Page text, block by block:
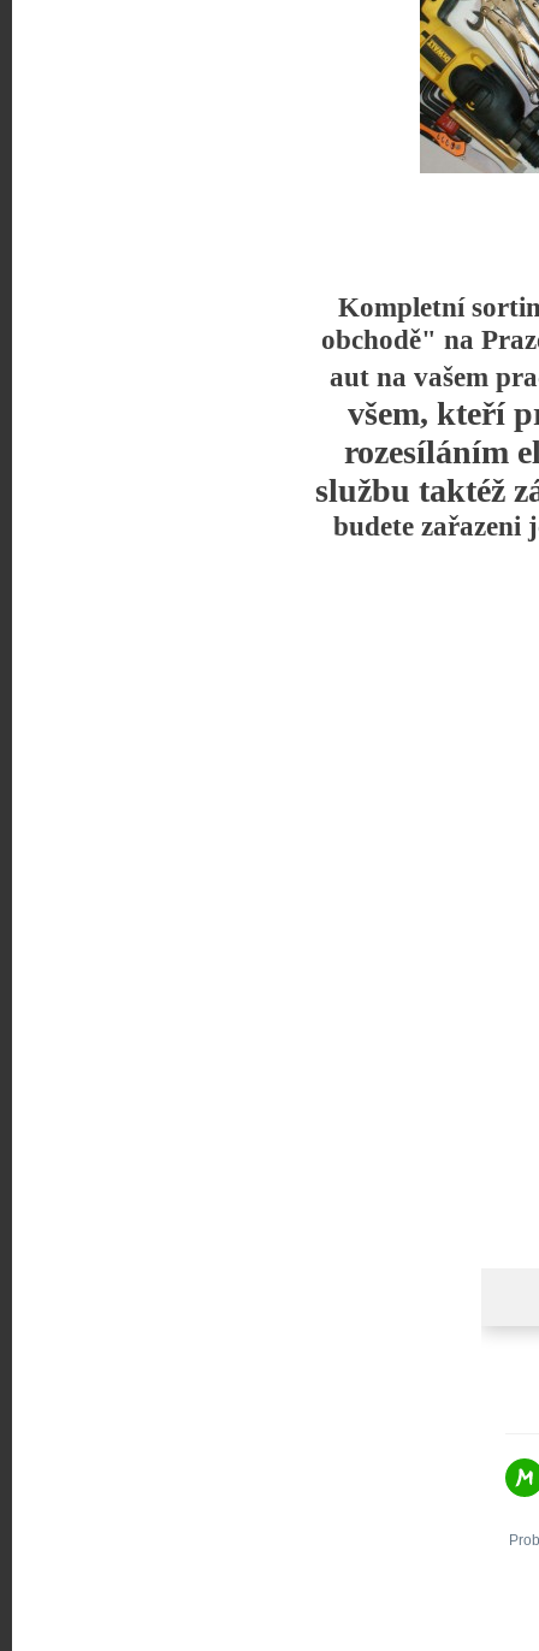
Kompletní
obchodě" na
aut na vašem
všem, kteří
rozesíláním
službu taktéž
budete zařazeni